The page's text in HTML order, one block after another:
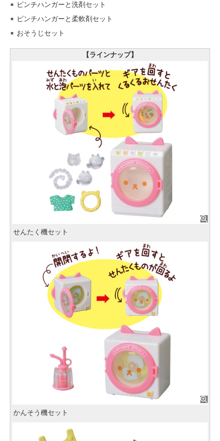
ピンチハンガーと洗剤セット
ピンチハンガーと柔軟剤セット
おそうじセット
【ラインナップ】
せんたく機セット
かんそう機セット